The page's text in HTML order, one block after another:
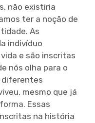
não existiria
ter a noção de
As
indivíduo
e são inscritas
nós olha para o
diferentes
mesmo que já
Essas
na história